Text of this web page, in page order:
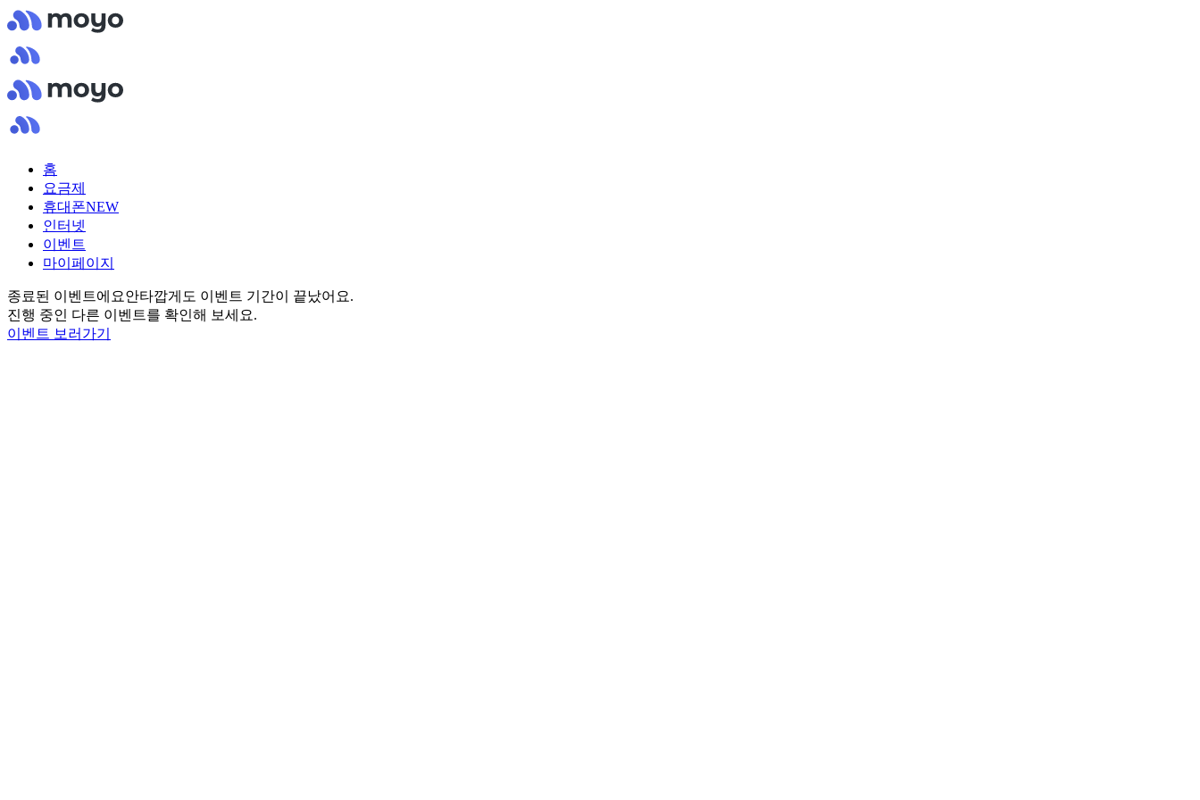
홈
요금제
휴대폰NEW
인터넷
이벤트
마이페이지
종료된 이벤트에요안타깝게도 이벤트 기간이 끝났어요.
진행 중인 다른 이벤트를 확인해 보세요.
이벤트 보러가기